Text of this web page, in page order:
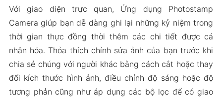
Với giao diện trực quan, Ứng dụng Photostamp
Camera giúp bạn dễ dàng ghi lại những kỷ niệm trong
thời gian thực đồng thời thêm các chi tiết được cá
nhân hóa. Thỏa thích chỉnh sửa ảnh của bạn trước khi
chia sẻ chúng với người khác bằng cách cắt hoặc thay
đổi kích thước hình ảnh, điều chỉnh độ sáng hoặc độ
tương phản cũng như áp dụng các bộ lọc để có giao